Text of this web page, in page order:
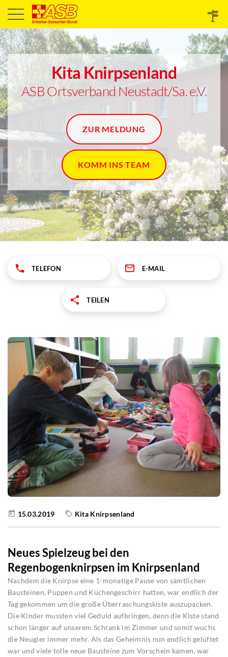
Kita Knirpsenland
ASB Ortsverband Neustadt/Sa. e.V.
ZUR MELDUNG
KOMM INS TEAM
TELEFON E-MAIL
TEILEN
15.03.2019 Kita Knirpsenland
Neues Spielzeug bei den
Regenbogenknirpsen im Knirpsenland
Nachdem die Knirpse eine 1-monatige Pause von sämtlichen
Bausteinen, Puppen und Küchengeschirr hatten, war endlich der
Tag gekommen um die große Überraschungskiste auszupacken.
Die Kinder mussten viel Geduld aufbringen, denn die Kiste stand
schon länger auf unserem Schrank im Zimmer und somit wuchs
die Neugier immer mehr. Als das Geheimnis nun endlich gelüftet
war und viele tolle neue Bausteine zum Vorschein kamen, war